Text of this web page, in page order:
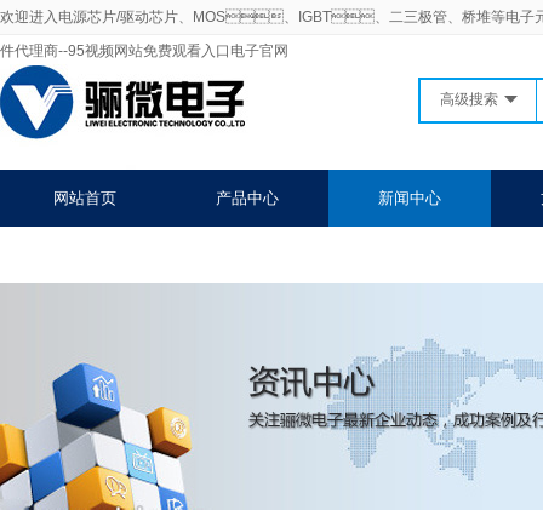
欢迎进入电源芯片/驱动芯片、MOS、IGBT、二三极管、桥堆等电子
件代理商--95视频网站免费观看入口电子官网
高级搜索
网站首页 产品中心 新闻中心